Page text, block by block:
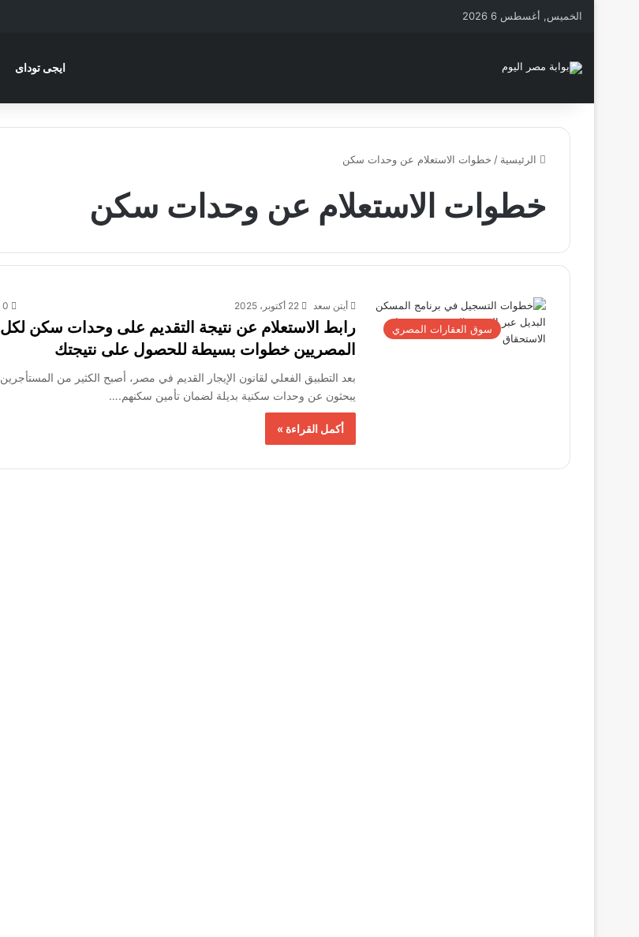
الخميس, أغسطس 6 2026
ايجى توداى
الرئيسية / خطوات الاستعلام عن وحدات سكن
خطوات الاستعلام عن وحدات سكن
سوق العقارات المصري
أيتن سعد 22 أكتوبر، 2025 0
رابط الاستعلام عن نتيجة التقديم على وحدات سكن لكل
المصريين خطوات بسيطة للحصول على نتيجتك
بعد التطبيق الفعلي لقانون الإيجار القديم في مصر، أصبح الكثير من المستأجرين
يبحثون عن وحدات سكنية بديلة لضمان تأمين سكنهم.…
أكمل القراءة »